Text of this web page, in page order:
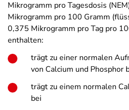
Mikrogramm pro Tagesdosis
Mikrogramm pro 100 Gramm
0,375 Mikrogramm pro Tag pro
enthalten:
trägt zu einer normalen
von Calcium und Phosphor
trägt zu einem normalen
bei